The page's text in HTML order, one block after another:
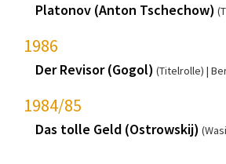
Platonov (Anton Tschechow)
1986
Der Revisor (Gogol) (Titelrolle)
1984/85
Das tolle Geld (Ostrowskij)